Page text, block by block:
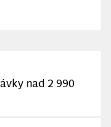
nad 2 990